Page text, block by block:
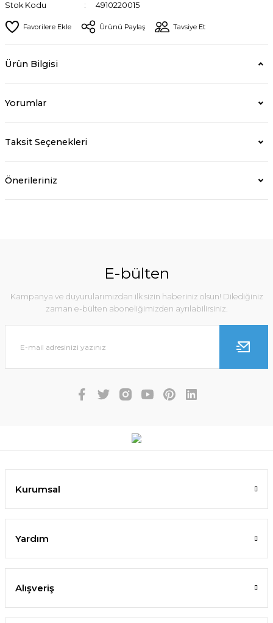
Stok Kodu
4910220015
Ürünü Paylaş Tavsiye Et
Ürün Bilgisi
Yorumlar
Taksit Seçenekleri
Önerileriniz
E-bülten
Kampanya ve duyurularımızdan ilk sizin haberiniz olsun! Dilediğiniz
zaman e-bülten aboneliğimizden ayrılabilirsiniz.
Kurumsal
Yardım
Alışveriş